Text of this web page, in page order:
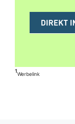
¹Werbelink